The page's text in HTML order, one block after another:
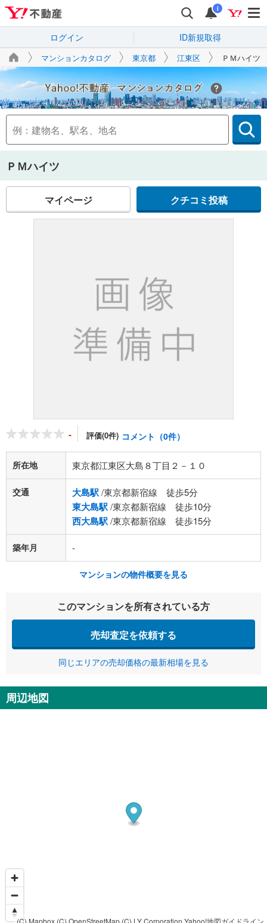
i
ログイン ID新規取得
マンションカタログ 東京都 江東区 ＰＭハイツ
Yahoo!不動産
ＰＭハイツ
マイページ クチコミ投稿
- 評価(0件) コメント（0件）
所在地 東京都江東区大島８丁目２－１０
交通 大島駅/東京都新宿線 徒歩5分
東大島駅/東京都新宿線 徒歩10分
西大島駅/東京都新宿線 徒歩15分
築年月 -
マンションの物件概要を見る
このマンションを所有されている方
売却査定を依頼する
同じエリアの売却価格の最新相場を見る
周辺地図
(C) Mapbox (C) OpenStreetMap (C) LY Corporation Yahoo!地図ガイドライン